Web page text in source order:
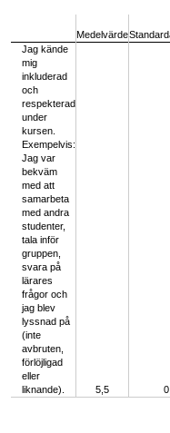
Medelvärde
Jag kände
mig
inkluderad
och
respekterad
under
kursen.
Exempelvis:
Jag var
bekväm
med att
samarbeta
med andra
studenter,
tala inför
gruppen,
svara på
lärares
frågor och
jag blev
lyssnad på
(inte
avbruten,
förlöjligad
eller
liknande).
5,5